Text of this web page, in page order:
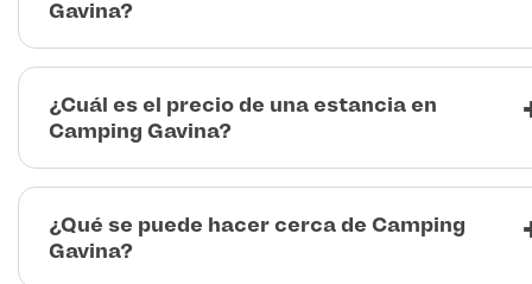
Gavina?
¿Cuál es el precio de una estancia en
Camping Gavina?
¿Qué se puede hacer cerca de Camping
Gavina?